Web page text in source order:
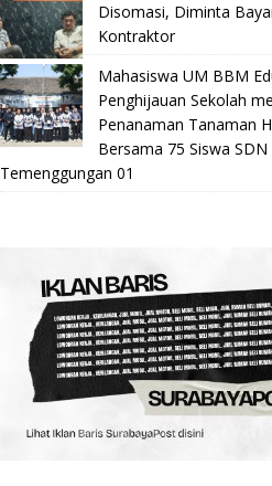
Disomasi, Diminta
Kontraktor
Mahasiswa UM BBM
Penghijauan Sekolah
Penanaman Tanaman
Bersama 75 Siswa SDN
Temenggungan 01